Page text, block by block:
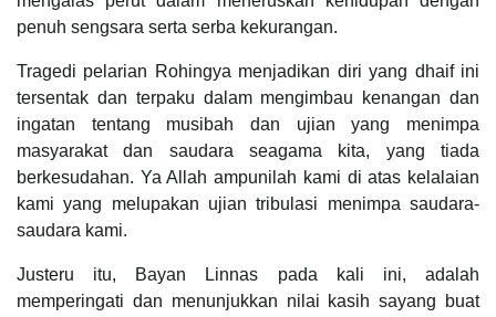
penuh sengsara serta serba kekurangan.
Tragedi pelarian Rohingya menjadikan diri yang dhaif ini
tersentak dan terpaku dalam mengimbau kenangan dan
ingatan tentang musibah dan ujian yang menimpa
masyarakat dan saudara seagama kita, yang tiada
berkesudahan. Ya Allah ampunilah kami di atas kelalaian
kami yang melupakan ujian tribulasi menimpa saudara-
saudara kami.
Justeru itu, Bayan Linnas pada kali ini, adalah
memperingati dan menunjukkan nilai kasih sayang buat